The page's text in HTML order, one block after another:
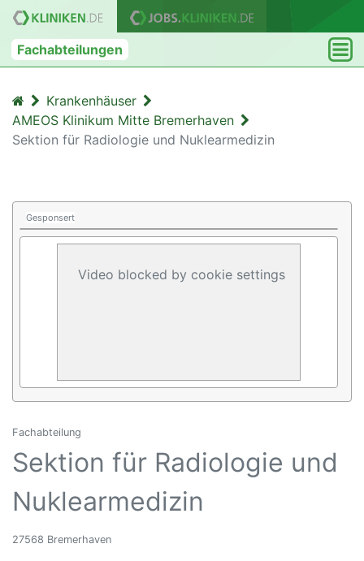
Fachabteilungen
Krankenhäuser
AMEOS Klinikum Mitte Bremerhaven
Sektion für Radiologie und Nuklearmedizin
Gesponsert
Video blocked by cookie settings
Fachabteilung
Sektion für Radiologie und
Nuklearmedizin
27568 Bremerhaven